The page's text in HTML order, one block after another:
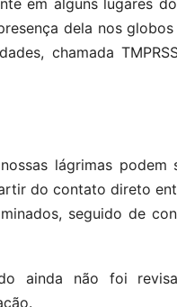
em alguns lugares
dela nos
chamada
lágrimas podem
do contato direto
seguido de
ainda não foi